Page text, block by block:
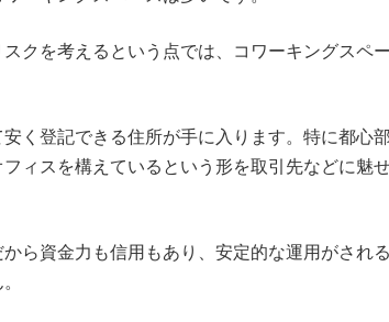
クを考えるという点では、コワーキングスペ
く登記できる住所が手に入ります。特に都心
ィスを構えているという形を取引先などに魅
ら資金力も信用もあり、安定的な運用がされ